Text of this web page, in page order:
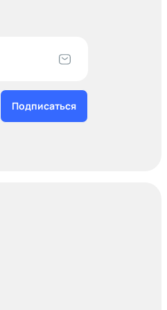
Подписаться